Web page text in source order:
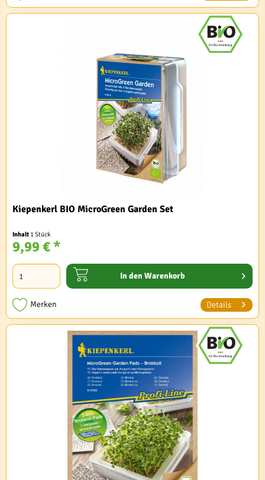
Kiepenkerl BIO MicroGreen Garden Set
Inhalt 1 Stück
9,99 € *
In den Warenkorb
Merken Details